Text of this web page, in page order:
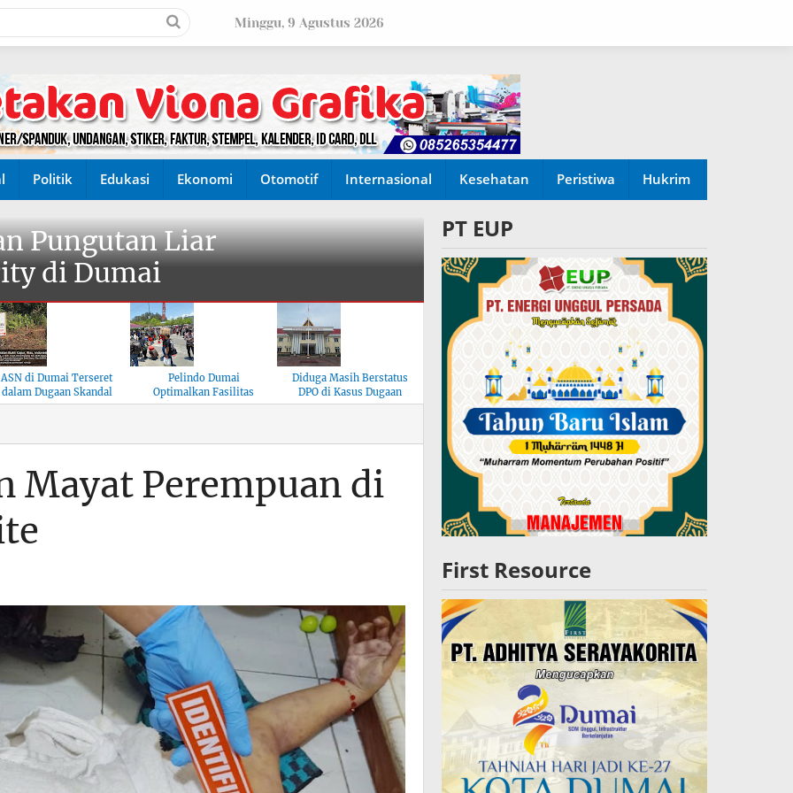
Minggu, 9 Agustus 2026
Politik Edukasi Ekonomi Otomotif Internasional Kesehatan Peristiwa Hukrim
Pungutan Liar
di Dumai
ASN di Dumai Terseret
dalam Dugaan Skandal
Integritas Aparatur
Pelindo Dumai
Optimalkan Fasilitas
untuk Kenyamanan Arus
Diduga Masih Berstatus
DPO di Kasus Dugaan
Pemalsuan Paspor, Polres
Mayat Perempuan di
PT EUP
First Resource